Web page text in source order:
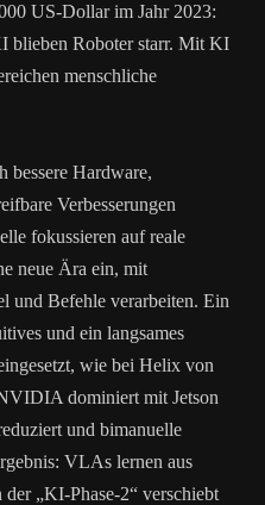
US-Dollar im Jahr 2023:
blieben Roboter starr. Mit KI
menschliche
bessere Hardware,
Verbesserungen
fokussieren auf reale
neue Ära ein, mit
und Befehle verarbeiten. Ein
und ein langsames
wie bei Helix von
dominiert mit Jetson
und bimanuelle
VLAs lernen aus
„KI-Phase-2“ verschiebt